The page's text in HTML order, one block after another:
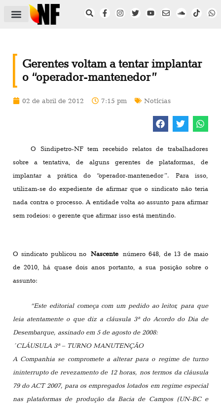
Gerentes voltam a tentar implantar
o “operador-mantenedor”
02 de abril de 2012 7:15 pm Notícias
O Sindipetro-NF tem recebido relatos de trabalhadores
sobre a tentativa, de alguns gerentes de plataformas, de
implantar a prática do “operador-mantenedor”. Para isso,
utilizam-se do expediente de afirmar que o sindicato não teria
nada contra o processo. A entidade volta ao assunto para afirmar
sem rodeios: o gerente que afirmar isso está mentindo.
O sindicato publicou noNascentenúmero 648, de 13 de maio
de 2010, há quase dois anos portanto, a sua posição sobre o
assunto:
“Este editorial começa com um pedido ao leitor, para que
leia atentamente o que diz a cláusula 3ª do Acordo do Dia de
Desembarque, assinado em 5 de agosto de 2008:
´CLÁUSULA 3ª – TURNO MANUTENÇÃO
A Companhia se compromete a alterar para o regime de turno
ininterrupto de revezamento de 12 horas, nos termos da cláusula
79 do ACT 2007, para os empregados lotados em regime especial
nas plataformas de produção da Bacia de Campos (UN-BC e